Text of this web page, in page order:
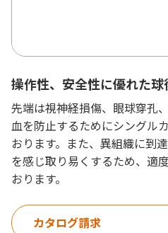
操作性、安全性に優れた球
先端は視神経損傷、眼球穿孔
血を防止するためにシングル
おります。また、異組織に到
を感じ取り易くするため、適
おります。
カタログ請求